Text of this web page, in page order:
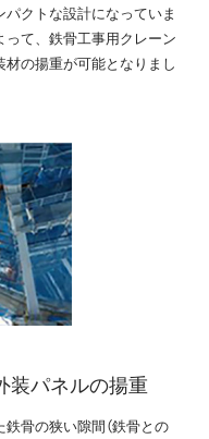
クトな設計になっていま
て、鉄骨工事用クレーン
の揚重が可能となりまし
装パネルの揚重
骨の狭い隙間（鉄骨との